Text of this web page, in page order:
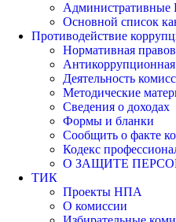
Административные
Основной список
Противодействие
Нормативная
Антикоррупционная
Деятельность
Методические
Сведения о доходах
Формы и бланки
Сообщить о факте
Кодекс
О ЗАЩИТЕ
ТИК
Проекты НПА
О комиссии